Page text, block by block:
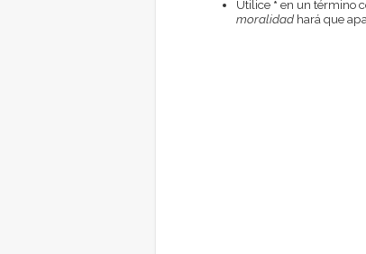
Utilice * en un término
moralidadhará que